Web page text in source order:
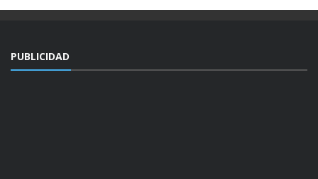
PUBLICIDAD